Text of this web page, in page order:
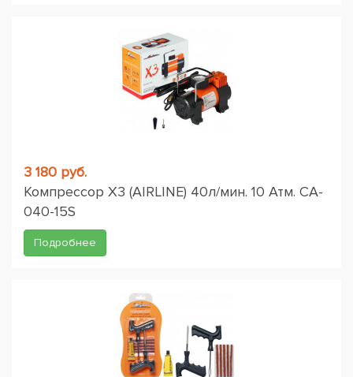
3 180 руб.
Компрессор X3 (AIRLINE) 40л/мин. 10 Атм. CA-
040-15S
Подробнее